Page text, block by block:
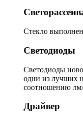
Стекло
Светодиоды
Светодиоды
одни из лучших
соотношению
Драйвер